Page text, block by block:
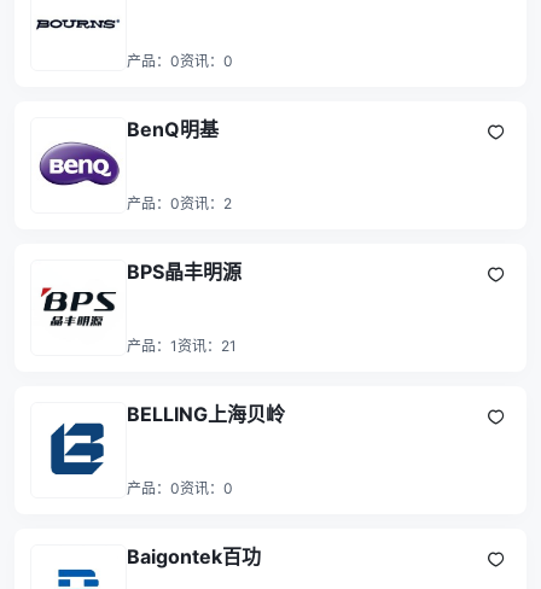
产品： 0资讯： 0
BenQ明基
产品： 0资讯： 2
BPS晶丰明源
产品： 1资讯： 21
BELLING上海贝岭
产品： 0资讯： 0
Baigontek百功